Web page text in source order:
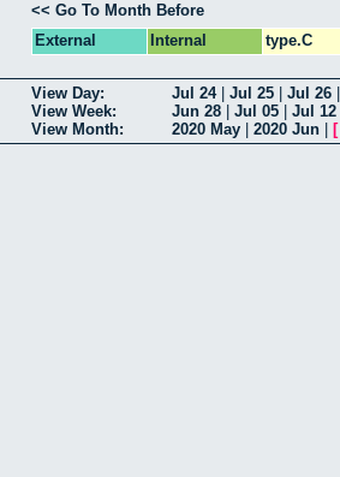
<< Go To Month Before
External
Internal type.C
View Day: Jul 24| Jul 25 Jul 26
View Week:
Jun 28 Jul 05 Jul 12
View Month:
2020 May 2020 Jun [